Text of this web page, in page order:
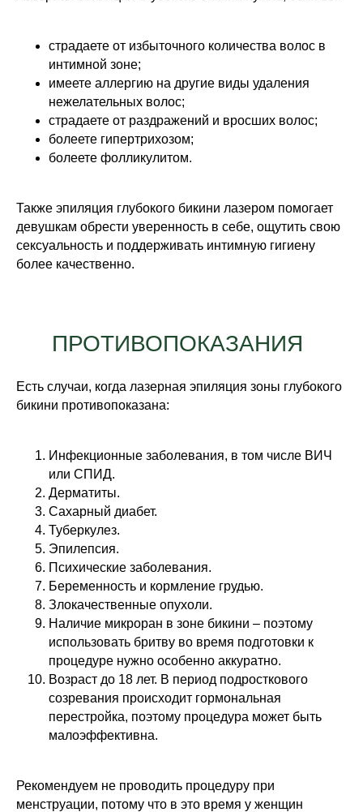
страдаете от избыточного количества волос в
интимной зоне;
имеете аллергию на другие виды удаления
нежелательных волос;
страдаете от раздражений и вросших волос;
болеете гипертрихозом;
болеете фолликулитом.
Также эпиляция глубокого бикини лазером помогает
девушкам обрести уверенность в себе, ощутить свою
сексуальность и поддерживать интимную гигиену
более качественно.
ПРОТИВОПОКАЗАНИЯ
Есть случаи, когда лазерная эпиляция зоны глубокого
бикини противопоказана:
Инфекционные заболевания, в том числе ВИЧ
или СПИД.
Дерматиты.
Сахарный диабет.
Туберкулез.
Эпилепсия.
Психические заболевания.
Беременность и кормление грудью.
Злокачественные опухоли.
Наличие микроран в зоне бикини – поэтому
использовать бритву во время подготовки к
процедуре нужно особенно аккуратно.
Возраст до 18 лет. В период подросткового
созревания происходит гормональная
перестройка, поэтому процедура может быть
малоэффективна.
Рекомендуем не проводить процедуру при
менструации, потому что в это время у женщин